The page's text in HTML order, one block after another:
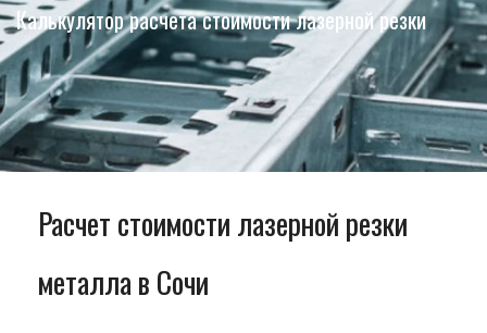
Калькулятор расчета стоимости лазерной резки
Расчет стоимости лазерной резки
металла в Сочи